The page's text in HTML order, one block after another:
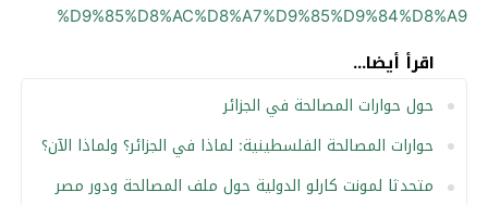
%D9%85%D8%AC%D8%A7%D9%85%D9%84%D8%A9
اقرأ أيضا...
حول حوارات المصالحة في الجزائر
حوارات المصالحة الفلسطينية: لماذا في الجزائر؟ ولماذا الآن؟
متحدثا لمونت كارلو الدولية حول ملف المصالحة ودور مصر